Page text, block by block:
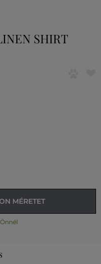
SHIRT
MÉRETET
Önnél